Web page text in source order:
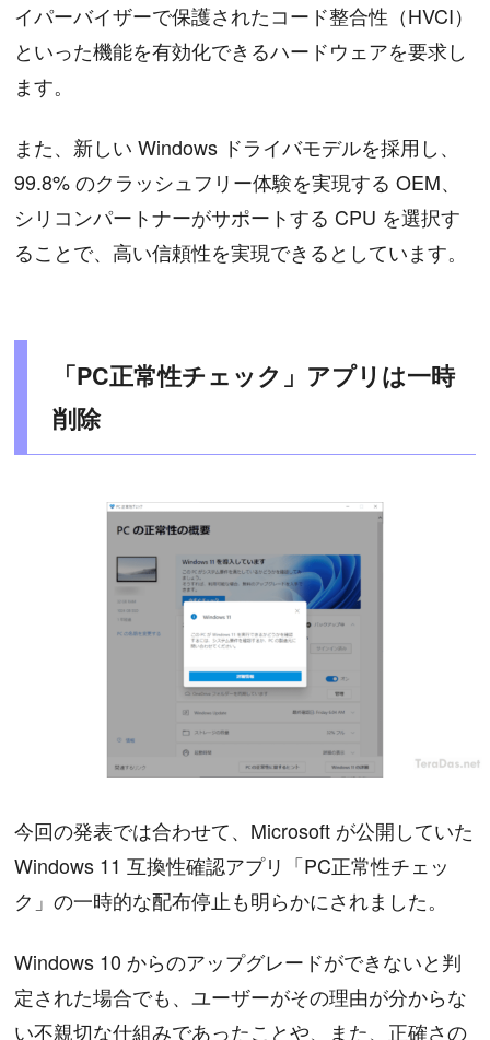
イパーバイザーで保護されたコード整合性（HVCI）
といった機能を有効化できるハードウェアを要求し
ます。
また、新しい Windows ドライバモデルを採用し、
99.8% のクラッシュフリー体験を実現する OEM、
シリコンパートナーがサポートする CPU を選択す
ることで、高い信頼性を実現できるとしています。
「PC正常性チェック」アプリは一時
削除
今回の発表では合わせて、Microsoft が公開していた
Windows 11 互換性確認アプリ「PC正常性チェッ
ク」の一時的な配布停止も明らかにされました。
Windows 10 からのアップグレードができないと判
定された場合でも、ユーザーがその理由が分からな
い不親切な仕組みであったことや、また、正確さの